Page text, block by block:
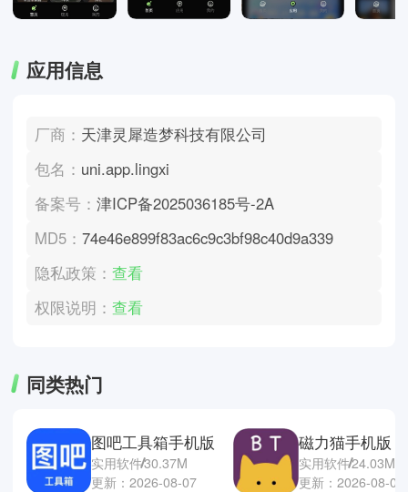
应用信息
厂商： 天津灵犀造梦科技有限公司
包名： uni.app.lingxi
备案号：津ICP备2025036185号-2A
MD5：74e46e899f83ac6c9c3bf98c40d9a339
隐私政策：查看
权限说明：查看
同类热门
图吧工具箱手机版
实用软件30.37M
更新：2026-08-07
磁力猫手机版
实用软件24.03M
更新：2026-08-07